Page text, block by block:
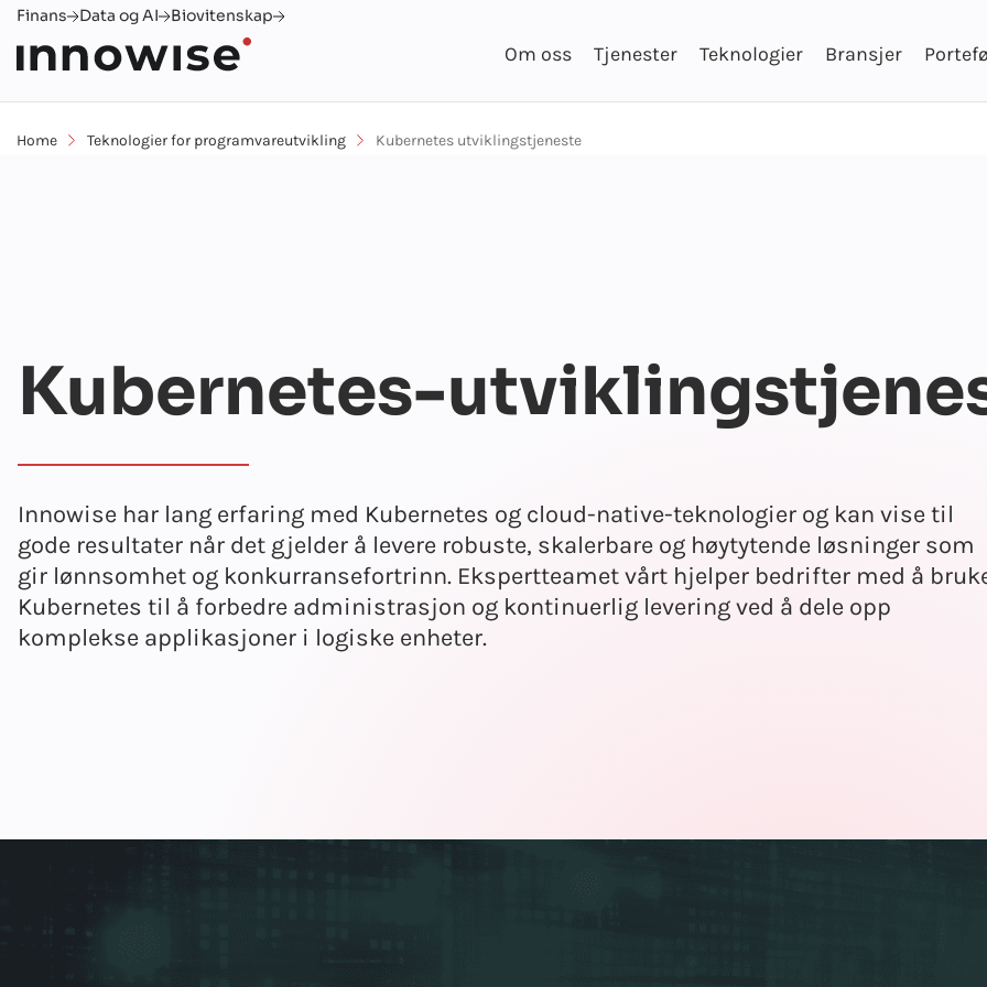
Finans Data og AI Biovitenskap
Om oss Tjenester Teknologier Bransjer
Home Teknologier for programvareutvikling Kubernetes utviklingstjeneste
Kubernetes-
Innowise har lang erfaring med Kubernetes og cloud-native-teknologier og kan vise til
gode resultater når det gjelder å levere robuste, skalerbare og høytytende løsninger som
gir lønnsomhet og konkurransefortrinn. Ekspertteamet vårt hjelper bedrifter med å
Kubernetes til å forbedre administrasjon og kontinuerlig levering ved å dele opp
komplekse applikasjoner i logiske enheter.